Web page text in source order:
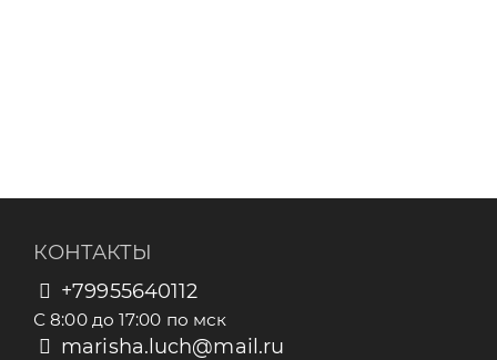
КОНТАКТЫ
+79955640112
С 8:00 до 17:00 по мск
marisha.luch@mail.ru